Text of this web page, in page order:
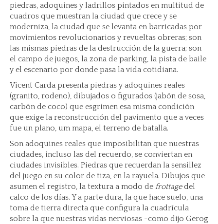
piedras, adoquines y ladrillos pintados en multitud de
cuadros que muestran la ciudad que crece y se
moderniza, la ciudad que se levanta en barricadas por
movimientos revolucionarios y revueltas obreras; son
las mismas piedras de la destrucción de la guerra; son
el campo de juegos, la zona de parking, la pista de baile
y el escenario por donde pasa la vida cotidiana.
Vicent Carda presenta piedras y adoquines reales
(granito, rodeno), dibujados o figurados (jabón de sosa,
carbón de coco) que esgrimen esa misma condición
que exige la reconstrucción del pavimento que a veces
fue un plano, um mapa, el terreno de batalla.
Son adoquines reales que imposibilitan que nuestras
ciudades, incluso las del recuerdo, se conviertan en
ciudades invisibles. Piedras que recuerdan la sensillez
del juego en su color de tiza, en la rayuela. Dibujos que
asumen el registro, la textura a modo de frottagedel
calco de los días. Y a parte dura, la que hace suelo, una
toma de tierra directa que configura la cuadrícula
sobre la que nuestras vidas nerviosas -como dijo Gerog